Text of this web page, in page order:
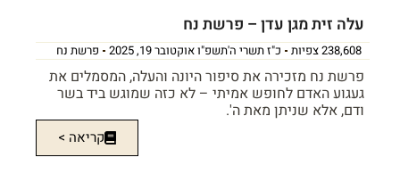
עלה זית מגן עדן – פרשת נח
238,608 צפיות כ"ז תשרי ה'תשפ"ו אוקטובר 19, 2025 פרשת נח
פרשת נח מזכירה את סיפור היונה והעלה, המסמלים את
געגוע האדם לחופש אמיתי – לא כזה שמוגש ביד בשר
ודם, אלא שניתן מאת ה'.
קריאה >